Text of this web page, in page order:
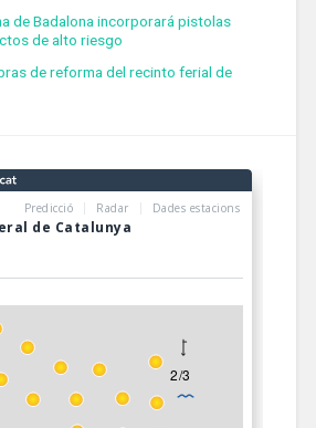
de Badalona incorporará pistolas
de alto riesgo
de reforma del recinto ferial de